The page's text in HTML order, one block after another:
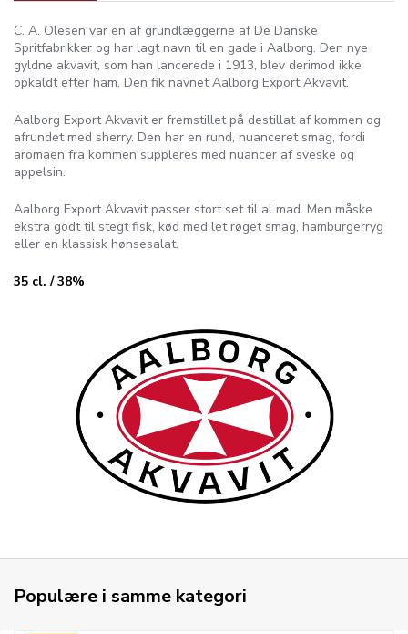
C. A. Olesen var en af grundlæggerne af De Danske
Spritfabrikker og har lagt navn til en gade i Aalborg. Den nye
gyldne akvavit, som han lancerede i 1913, blev derimod ikke
opkaldt efter ham. Den fik navnet Aalborg Export Akvavit.
Aalborg Export Akvavit er fremstillet på destillat af kommen og
afrundet med sherry. Den har en rund, nuanceret smag, fordi
aromaen fra kommen suppleres med nuancer af sveske og
appelsin.
Aalborg Export Akvavit passer stort set til al mad. Men måske
ekstra godt til stegt fisk, kød med let røget smag, hamburgerryg
eller en klassisk hønsesalat.
35 cl. / 38%
Populære i samme kategori